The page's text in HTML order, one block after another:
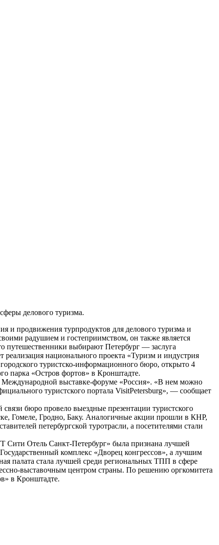
делового туризма.
и продвижения турпродуктов для делового туризма и
радушием и гостеприимством, он также является
путешественники выбирают Петербург — заслуга
реализация национального проекта «Туризм и индустрия
туристско-информационного бюро, открыто 4
парка «Остров фортов» в Кронштадте.
Международной выставке-форуме «Россия». «В нем можно
туристского портала VisitPetersburg», — сообщает
бюро провело выездные презентации туристского
Гомеле, Гродно, Баку. Аналогичные акции прошли в КНР,
петербургской туротрасли, а посетителями стали
Сити Отель Санкт-Петербург» была признана лучшей
комплекс «Дворец конгрессов», а лучшим
палата стала лучшей среди региональных ТПП в сфере
выставочным центром страны. По решению оргкомитета
в Кронштадте.